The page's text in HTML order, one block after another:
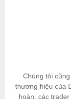
Chúng tôi
thương hiệu của
hoàn, các